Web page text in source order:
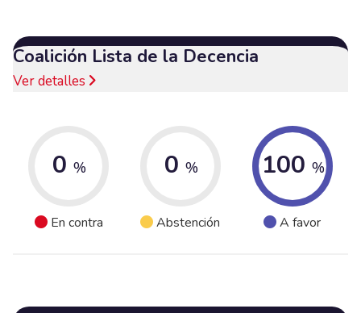
Coalición Lista de la Decencia
Ver detalles
0 %
En contra
0 %
Abstención
100 %
A favor